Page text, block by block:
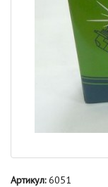
Артикул:6051